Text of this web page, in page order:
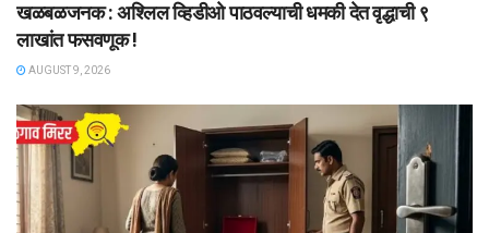
खळबळजनक : अश्लिल व्हिडीओ पाठवल्याची धमकी देत वृद्धाची ९
लाखांत फसवणूक !
AUGUST 9, 2026